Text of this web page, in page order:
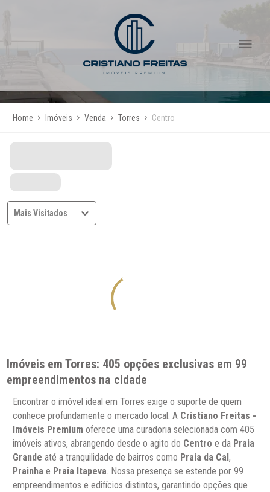
Home Imóveis Venda Torres Centro
Mais Visitados
Imóveis em Torres: 405 opções exclusivas em 99
empreendimentos na cidade
Encontrar o imóvel ideal em Torres exige o suporte de quem
conhece profundamente o mercado local. A Cristiano Freitas -
Imóveis Premium oferece uma curadoria selecionada com 405
imóveis ativos, abrangendo desde o agito do Centro e da Praia
Grande até a tranquilidade de bairros como Praia da Cal,
Prainha e Praia Itapeva. Nossa presença se estende por 99
empreendimentos e edifícios distintos, garantindo opções que